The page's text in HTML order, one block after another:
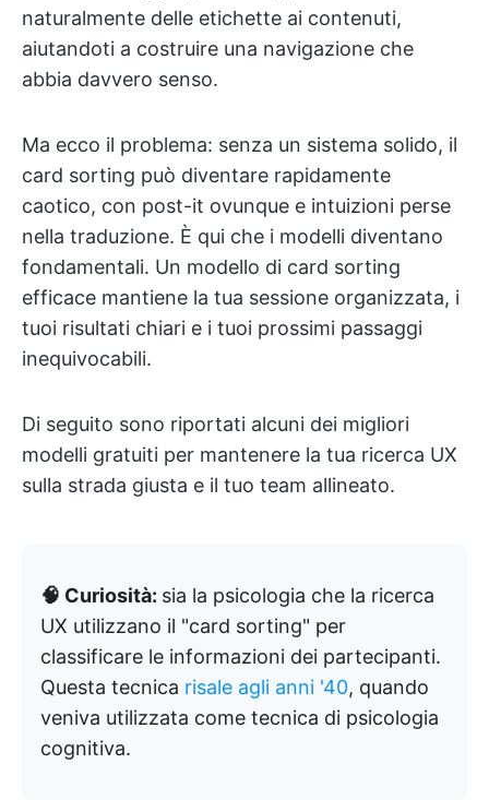
naturalmente delle etichette ai contenuti,
aiutandoti a costruire una navigazione che
abbia davvero senso.
Ma ecco il problema: senza un sistema solido, il
card sorting può diventare rapidamente
caotico, con post-it ovunque e intuizioni perse
nella traduzione. È qui che i modelli diventano
fondamentali. Un modello di card sorting
efficace mantiene la tua sessione organizzata, i
tuoi risultati chiari e i tuoi prossimi passaggi
inequivocabili.
Di seguito sono riportati alcuni dei migliori
modelli gratuiti per mantenere la tua ricerca UX
sulla strada giusta e il tuo team allineato.
🧠 Curiosità: sia la psicologia che la ricerca
UX utilizzano il "card sorting" per
classificare le informazioni dei partecipanti.
Questa tecnica risale agli anni '40, quando
veniva utilizzata come tecnica di psicologia
cognitiva.